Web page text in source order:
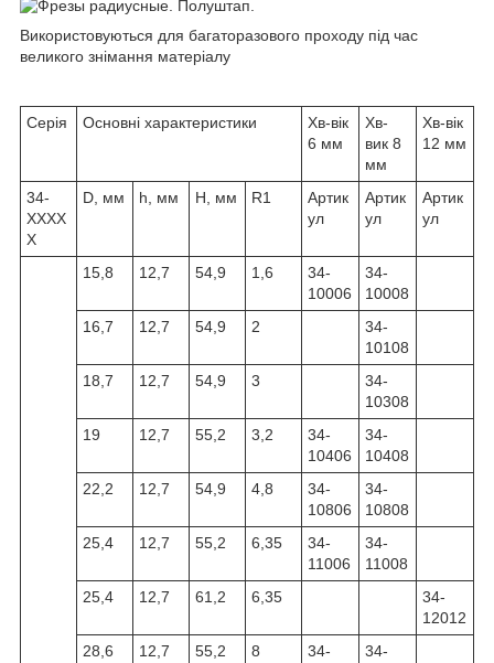
Використовуються для багаторазового проходу під час
великого знімання матеріалу
Серія Основні характеристики
Хв-вік
6 мм
Хв-
вик 8
мм
Хв-вік
12 мм
34-
XXXX
X
D, мм h, мм H, мм R1
Артик
ул
Артик
ул
Артик
ул
15,8 12,7 54,9 1,6
34-
10006
34-
10008
16,7
12,7 54,9 2
34-
10108
18,7
12,7 54,9 3
34-
10308
19
12,7 55,2 3,2
34-
10406
34-
10408
22,2
12,7 54,9 4,8
34-
10806
34-
10808
25,4
12,7 55,2 6,35
34-
11006
34-
11008
25,4
12,7 61,2 6,35
34-
12012
28,6
12,7 55,2 8
34-
34-